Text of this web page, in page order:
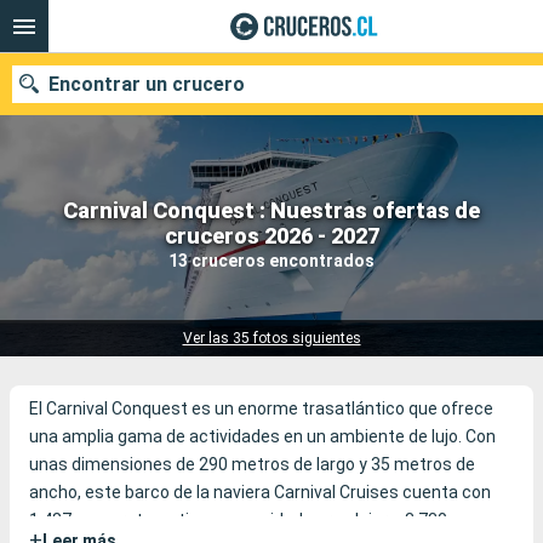
Carnival Conquest : Nuestras ofertas de
cruceros 2026 - 2027
13 cruceros encontrados
Ver las 35 fotos siguientes
Encontrar un crucero
Nuestros destinos
Fecha de salida
Compañías
El Carnival Conquest es un enorme trasatlántico que ofrece
una amplia gama de actividades en un ambiente de lujo. Con
unas dimensiones de 290 metros de largo y 35 metros de
ancho, este barco de la naviera Carnival Cruises cuenta con
1.487 camarotes y tiene capacidad para alojar a 3.730